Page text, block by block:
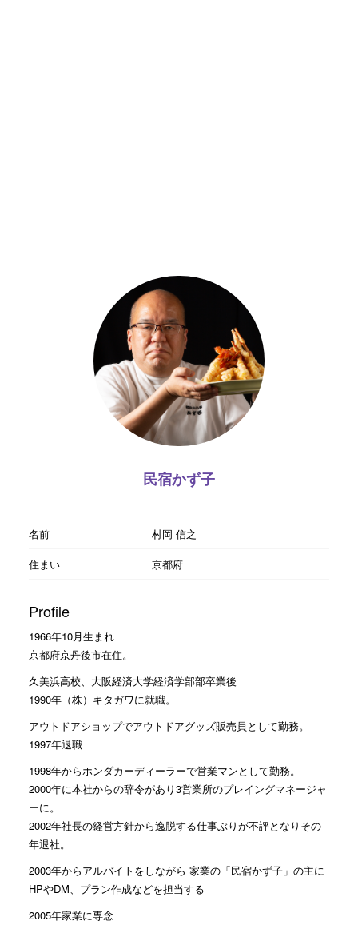
民宿かず子
名前
村岡 信之
住まい
京都府
Profile
1966年10月生まれ
京都府京丹後市在住。
久美浜高校、大阪経済大学経済学部部卒業後
1990年（株）キタガワに就職。
アウトドアショップでアウトドアグッズ販売員として勤務。
1997年退職
1998年からホンダカーディーラーで営業マンとして勤務。
2000年に本社からの辞令があり3営業所のプレイングマネージャ
ーに。
2002年社長の経営方針から逸脱する仕事ぶりが不評となりその
年退社。
2003年からアルバイトをしながら 家業の「民宿かず子」の主に
HPやDM、プラン作成などを担当する
2005年家業に専念